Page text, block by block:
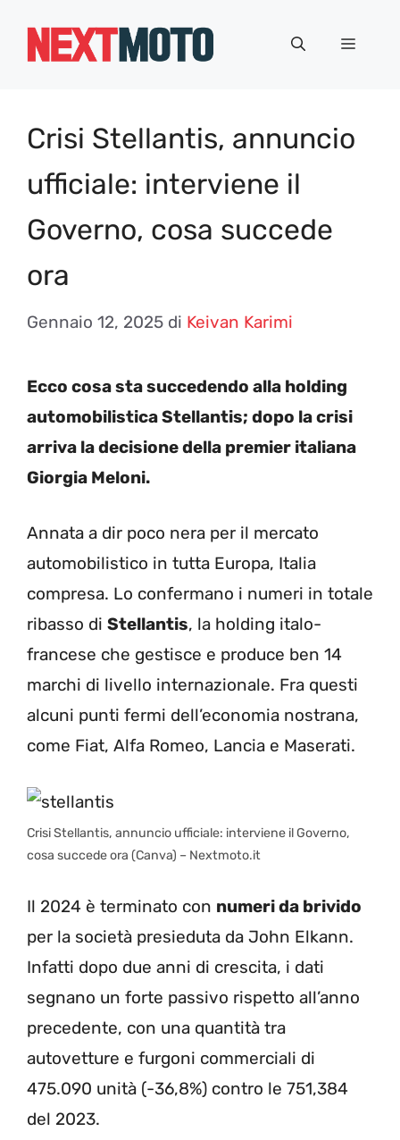
Menu
Crisi Stellantis, annuncio
ufficiale: interviene il
Governo, cosa succede
ora
Gennaio 12, 2025 di Keivan Karimi
Ecco cosa sta succedendo alla holding
automobilistica Stellantis; dopo la crisi
arriva la decisione della premier italiana
Giorgia Meloni.
Annata a dir poco nera per il mercato
automobilistico in tutta Europa, Italia
compresa. Lo confermano i numeri in totale
ribasso di Stellantis, la holding italo-
francese che gestisce e produce ben 14
marchi di livello internazionale. Fra questi
alcuni punti fermi dell’economia nostrana,
come Fiat, Alfa Romeo, Lancia e Maserati.
Crisi Stellantis, annuncio ufficiale: interviene il Governo,
cosa succede ora (Canva) – Nextmoto.it
Il 2024 è terminato con numeri da brivido
per la società presieduta da John Elkann.
Infatti dopo due anni di crescita, i dati
segnano un forte passivo rispetto all’anno
precedente, con una quantità tra
autovetture e furgoni commerciali di
475.090 unità (-36,8%) contro le 751,384
del 2023.